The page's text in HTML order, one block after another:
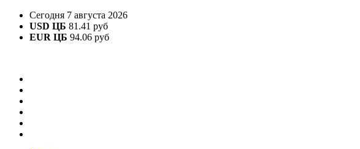
Сегодня 7 августа 2026
USD ЦБ 81.41 руб
EUR ЦБ 94.06 руб